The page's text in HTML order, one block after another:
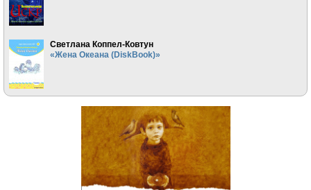
Светлана Коппел-Ковтун
«Жена Океана (DiskBook)»